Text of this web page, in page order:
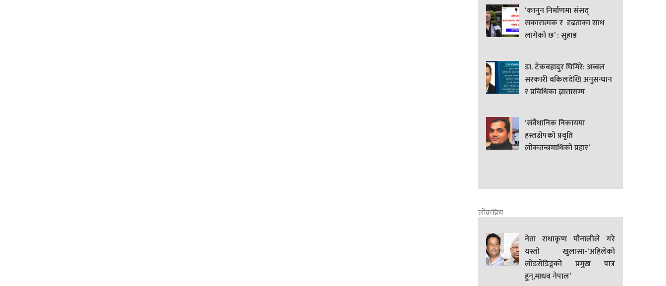
‘कानुन निर्माणमा संसद्
सकारात्मक र दृढताका साथ
लागेको छ’ : सुहाङ
डा. टेकबहादुर घिमिरे: अब्बल
सरकारी वकिलदेखि अनुसन्धान
र प्रविधिका ज्ञातासम्म
‘संवैधानिक निकायमा
हस्तक्षेपको प्रवृति
लोकतन्त्रमाथिको प्रहार’
लोक्रप्रिय
नेता राधाकृण मौनालीले गरे
यस्तो खुलासा-‘अहिलेको
लोडसेडिङ्गको प्रमुख पात्र
हुन्,माधव नेपाल’